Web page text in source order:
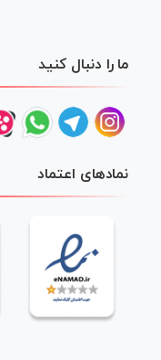
ما را دنبال کنید
نمادهای اعتماد